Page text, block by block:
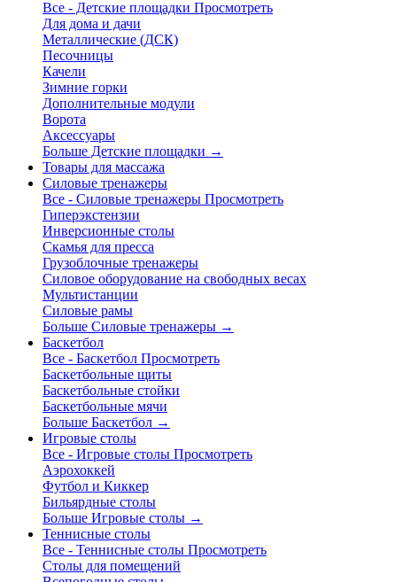
Все - Детские площадки Просмотреть
Для дома и дачи
Металлические (ДСК)
Песочницы
Качели
Зимние горки
Дополнительные модули
Ворота
Аксессуары
Больше Детские площадки →
Товары для массажа
Силовые тренажеры
Все - Силовые тренажеры Просмотреть
Гиперэкстензии
Инверсионные столы
Скамья для пресса
Грузоблочные тренажеры
Силовое оборудование на свободных весах
Мультистанции
Силовые рамы
Больше Силовые тренажеры →
Баскетбол
Все - Баскетбол Просмотреть
Баскетбольные щиты
Баскетбольные стойки
Баскетбольные мячи
Больше Баскетбол →
Игровые столы
Все - Игровые столы Просмотреть
Аэрохоккей
Футбол и Киккер
Бильярдные столы
Больше Игровые столы →
Теннисные столы
Все - Теннисные столы Просмотреть
Столы для помещений